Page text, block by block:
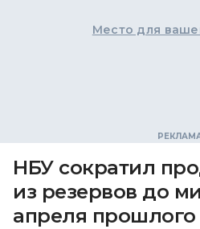
Место для
НБУ сократил
из резервов до
апреля прошлого